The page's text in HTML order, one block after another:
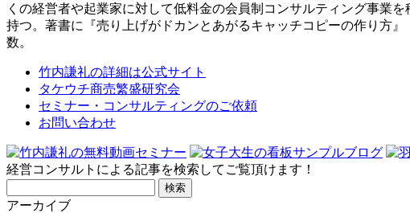
くの経営者や起業家に対して低料金の会員制コンサルティング事業
持つ。著書に『売り上げがドカンとあがるキャッチコピーの作り方
数。
竹内謙礼の詳細は公式サイト
タケウチ商売繁盛研究会
セミナー・コンサルティングのご依頼
お問い合わせ
経営コンサルトによる記事を検索してご覧頂けます！
索:
アーカイブ